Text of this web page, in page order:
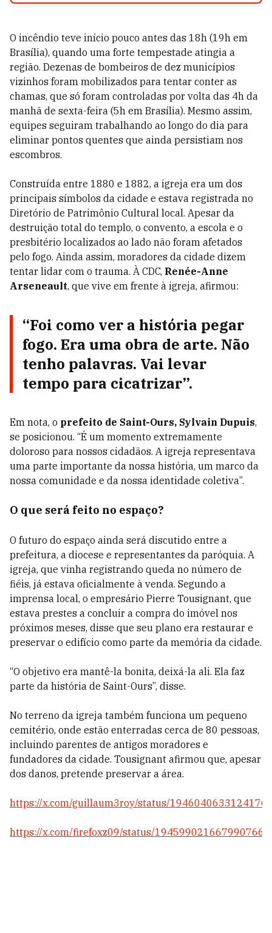
O incêndio teve início pouco antes das 18h (19h em
Brasília), quando uma forte tempestade atingia a
região. Dezenas de bombeiros de dez municípios
vizinhos foram mobilizados para tentar conter as
chamas, que só foram controladas por volta das 4h da
manhã de sexta-feira (5h em Brasília). Mesmo assim,
equipes seguiram trabalhando ao longo do dia para
eliminar pontos quentes que ainda persistiam nos
escombros.
Construída entre 1880 e 1882, a igreja era um dos
principais símbolos da cidade e estava registrada no
Diretório de Patrimônio Cultural local. Apesar da
destruição total do templo, o convento, a escola e o
presbitério localizados ao lado não foram afetados
pelo fogo. Ainda assim, moradores da cidade dizem
tentar lidar com o trauma. À CDC, Renée-Anne
Arseneault, que vive em frente à igreja, afirmou:
“Foi como ver a história pegar
fogo. Era uma obra de arte. Não
tenho palavras. Vai levar
tempo para cicatrizar”.
Em nota, o prefeito de Saint-Ours, Sylvain Dupuis,
se posicionou. “É um momento extremamente
doloroso para nossos cidadãos. A igreja representava
uma parte importante da nossa história, um marco da
nossa comunidade e da nossa identidade coletiva”.
O que será feito no espaço?
O futuro do espaço ainda será discutido entre a
prefeitura, a diocese e representantes da paróquia. A
igreja, que vinha registrando queda no número de
fiéis, já estava oficialmente à venda. Segundo a
imprensa local, o empresário Pierre Tousignant, que
estava prestes a concluir a compra do imóvel nos
próximos meses, disse que seu plano era restaurar e
preservar o edifício como parte da memória da cidade.
“O objetivo era mantê-la bonita, deixá-la ali. Ela faz
parte da história de Saint-Ours”, disse.
No terreno da igreja também funciona um pequeno
cemitério, onde estão enterradas cerca de 80 pessoas,
incluindo parentes de antigos moradores e
fundadores da cidade. Tousignant afirmou que, apesar
dos danos, pretende preservar a área.
https://x.com/guillaum3roy/status/
https://x.com/firefoxz09/status/1945990216679907663